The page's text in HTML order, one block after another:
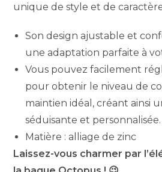
unique de style et de
Son design ajustable et
une adaptation parfaite à
Vous pouvez facilement
pour obtenir le niveau de
maintien idéal, créant ainsi
séduisante et personnalisée.
Matière : alliage de zinc
Laissez-vous charmer par